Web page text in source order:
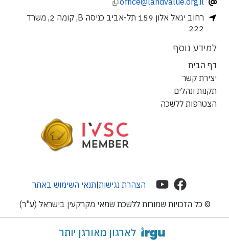
רחוב יגאל אלון 159 תל-אביב כניסה B, קומה 2, משרד
222
למידע נוסף
דף הבית
יצירת קשר
תקנות ונהלים
הצטרפות ללשכה
© כל הזכויות שמורות ללשכת שמאי מקרקעין בישראל (ע"ר)
הצהרת נגישות|תנאי השימוש באתר
לארגון מאורגן יותר